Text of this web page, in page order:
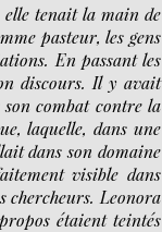
elle tenait la main de
pasteur, les gens
En passant les
discours. Il y avait
combat contre la
laquelle, dans une
dans son domaine
visible dans
chercheurs. Leonora
étaient teintés